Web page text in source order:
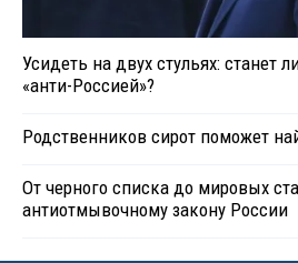
Усидеть на двух стульях: станет
«анти-Россией»?
Родственников сирот поможет
От черного списка до мировых
антиотмывочному закону России